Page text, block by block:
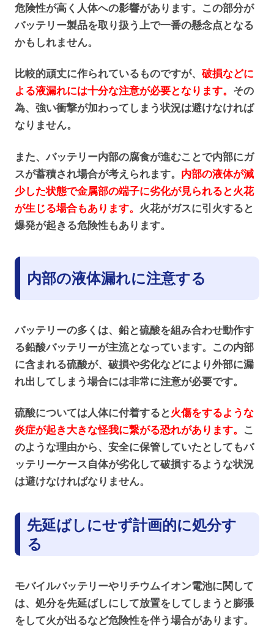
危険性が高く人体への影響があります。この部分が
バッテリー製品を取り扱う上で一番の懸念点となる
かもしれません。
比較的頑丈に作られているものですが、 破損などに
よる液漏れには十分な注意が必要となります。 その
為、強い衝撃が加わってしまう状況は避けなければ
なりません。
また、バッテリー内部の腐食が進むことで内部にガ
スが蓄積され場合が考えられます。 内部の液体が減
少した状態で金属部の端子に劣化が見られると火花
が生じる場合もあります。 火花がガスに引火すると
爆発が起きる危険性もあります。
内部の液体漏れに注意する
バッテリーの多くは、鉛と硫酸を組み合わせ動作す
る鉛酸バッテリーが主流となっています。この内部
に含まれる硫酸が、破損や劣化などにより外部に漏
れ出してしまう場合には非常に注意が必要です。
硫酸については人体に付着すると 火傷をするような
炎症が起き大きな怪我に繋がる恐れがあります。
こ
のような理由から、安全に保管していたとしてもバ
ッテリーケース自体が劣化して破損するような状況
は避けなければなりません。
先延ばしにせず計画的に処分す
る
モバイルバッテリーやリチウムイオン電池に関して
は、処分を先延ばしにして放置をしてしまうと膨張
をして火が出るなど危険性を伴う場合があります。